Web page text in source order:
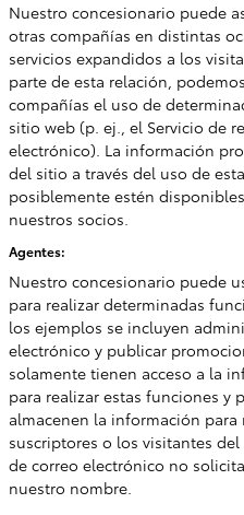
Nuestro concesionario puede
otras compañías en distintas
servicios expandidos a los
parte de esta relación,
compañías el uso de
sitio web (p. ej., el Servicio de
electrónico). La información
del sitio a través del uso de
posiblemente estén
nuestros socios.
Agentes:
Nuestro concesionario puede
para realizar determinadas
los ejemplos se incluyen
electrónico y publicar
solamente tienen acceso a la
para realizar estas funciones y
almacenen la información
suscriptores o los visitantes
de correo electrónico no
nuestro nombre.